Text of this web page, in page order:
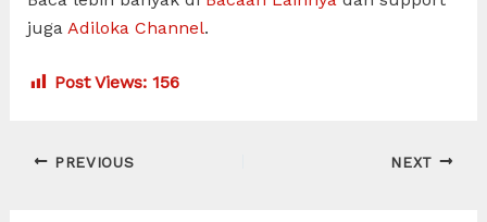
juga Adiloka Channel.
Post Views: 156
Post
PREVIOUS NEXT